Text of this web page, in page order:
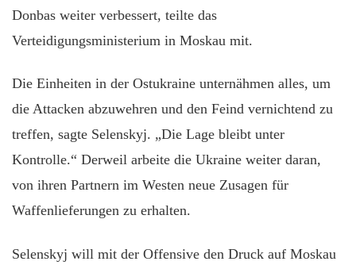
Donbas weiter verbessert, teilte das
Verteidigungsministerium in Moskau mit.
Die Einheiten in der Ostukraine unternähmen alles, um
die Attacken abzuwehren und den Feind vernichtend zu
treffen, sagte Selenskyj. „Die Lage bleibt unter
Kontrolle.“ Derweil arbeite die Ukraine weiter daran,
von ihren Partnern im Westen neue Zusagen für
Waffenlieferungen zu erhalten.
Selenskyj will mit der Offensive den Druck auf Moskau